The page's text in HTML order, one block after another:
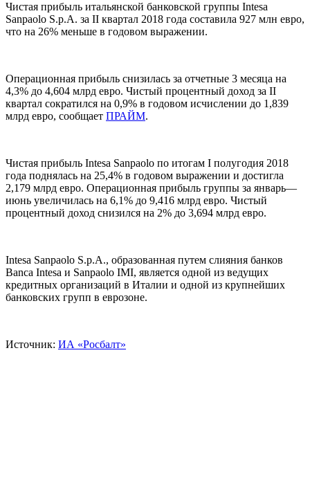
Чистая прибыль итальянской банковской группы Intesa
Sanpaolo S.p.A. за II квартал 2018 года составила 927 млн евро,
что на 26% меньше в годовом выражении.
Операционная прибыль снизилась за отчетные 3 месяца на
4,3% до 4,604 млрд евро. Чистый процентный доход за II
квартал сократился на 0,9% в годовом исчислении до 1,839
млрд евро, сообщает ПРАЙМ.
Чистая прибыль Intesa Sanpaolo по итогам I полугодия 2018
года поднялась на 25,4% в годовом выражении и достигла
2,179 млрд евро. Операционная прибыль группы за январь—
июнь увеличилась на 6,1% до 9,416 млрд евро. Чистый
процентный доход снизился на 2% до 3,694 млрд евро.
Intesa Sanpaolo S.p.A., образованная путем слияния банков
Banca Intesa и Sanpaolo IMI, является одной из ведущих
кредитных организаций в Италии и одной из крупнейших
банковских групп в еврозоне.
Источник: ИА «Росбалт»